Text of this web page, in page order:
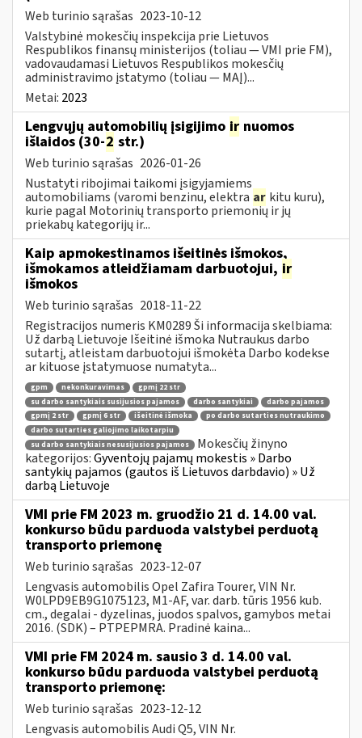
Web turinio sąrašas 2023-10-12
Valstybinė mokesčių inspekcija prie Lietuvos
Respublikos finansų ministerijos (toliau — VMI prie FM),
vadovaudamasi Lietuvos Respublikos mokesčių
administravimo įstatymo (toliau — MAĮ)...
Metai: 2023
Lengvųjų automobilių įsigijimo ir nuomos
išlaidos (30-2 str.)
Web turinio sąrašas 2026-01-26
Nustatyti ribojimai taikomi įsigyjamiems
automobiliams (varomi benzinu, elektra ar kitu kuru),
kurie pagal Motorinių transporto priemonių ir jų
priekabų kategorijų ir...
Kaip apmokestinamos išeitinės išmokos,
išmokamos atleidžiamam darbuotojui, ir
išmokos
Web turinio sąrašas 2018-11-22
Registracijos numeris KM0289 Ši informacija skelbiama:
Už darbą Lietuvoje Išeitinė išmoka Nutraukus darbo
sutartį, atleistam darbuotojui išmokėta Darbo kodekse
ar kituose įstatymuose numatyta...
gpm nekonkuravimas
gpmį 22 str
su darbo santykiais susijusios pajamos
darbo santykiai
darbo pajamos
gpmį 2 str
gpmį 6 str išeitinė išmoka
po darbo sutarties nutraukimo
darbo sutarties galiojimo laikotarpiu
su darbo santykiais nesusijusios pajamos
Mokesčių žinyno
kategorijos:Gyventojų pajamų mokestis » Darbo
santykių pajamos (gautos iš Lietuvos darbdavio) » Už
darbą Lietuvoje
VMI prie FM 2023 m. gruodžio 21 d. 14.00 val.
konkurso būdu parduoda valstybei perduotą
transporto priemonę
Web turinio sąrašas 2023-12-07
Lengvasis automobilis Opel Zafira Tourer, VIN Nr.
W0LPD9EB9G1075123, M1-AF, var. darb. tūris 1956 kub.
cm., degalai - dyzelinas, juodos spalvos, gamybos metai
2016. (SDK) – PTPEPMRA. Pradinė kaina...
VMI prie FM 2024 m. sausio 3 d. 14.00 val.
konkurso būdu parduoda valstybei perduotą
transporto priemonę:
Web turinio sąrašas 2023-12-12
Lengvasis automobilis Audi Q5, VIN Nr.